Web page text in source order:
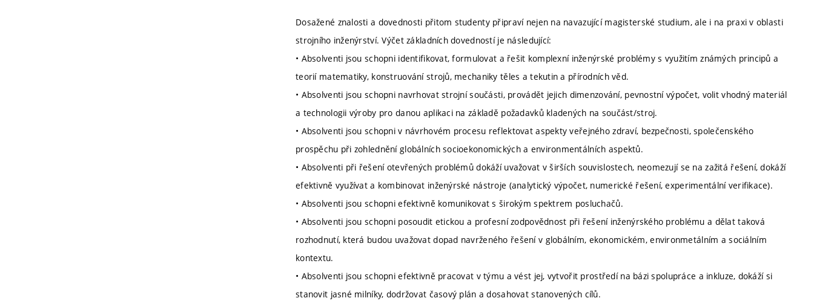
Dosažené znalosti a dovednosti přitom studenty připraví nejen na navazující magisterské studium, ale i na praxi v oblasti
strojního inženýrství. Výčet základních dovedností je následující:
• Absolventi jsou schopni identifikovat, formulovat a řešit komplexní inženýrské problémy s využitím známých principů a
teorií matematiky, konstruování strojů, mechaniky těles a tekutin a přírodních věd.
• Absolventi jsou schopni navrhovat strojní součásti, provádět jejich dimenzování, pevnostní výpočet, volit vhodný materiál
a technologii výroby pro danou aplikaci na základě požadavků kladených na součást/stroj.
• Absolventi jsou schopni v návrhovém procesu reflektovat aspekty veřejného zdraví, bezpečnosti, společenského
prospěchu při zohlednění globálních socioekonomických a environmentálních aspektů.
• Absolventi při řešení otevřených problémů dokáží uvažovat v širších souvislostech, neomezují se na zažitá řešení, dokáží
efektivně využívat a kombinovat inženýrské nástroje (analytický výpočet, numerické řešení, experimentální verifikace).
• Absolventi jsou schopni efektivně komunikovat s širokým spektrem posluchačů.
• Absolventi jsou schopni posoudit etickou a profesní zodpovědnost při řešení inženýrského problému a dělat taková
rozhodnutí, která budou uvažovat dopad navrženého řešení v globálním, ekonomickém, environmetálním a sociálním
kontextu.
• Absolventi jsou schopni efektivně pracovat v týmu a vést jej, vytvořit prostředí na bázi spolupráce a inkluze, dokáží si
stanovit jasné milníky, dodržovat časový plán a dosahovat stanovených cílů.